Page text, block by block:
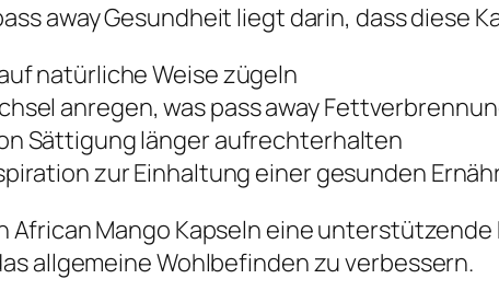
away Gesundheit liegt darin, dass diese
natürliche Weise zügeln
anregen, was pass away
Sättigung länger aufrechterhalten
zur Einhaltung einer gesunden
African Mango Kapseln eine
allgemeine Wohlbefinden zu verbessern.